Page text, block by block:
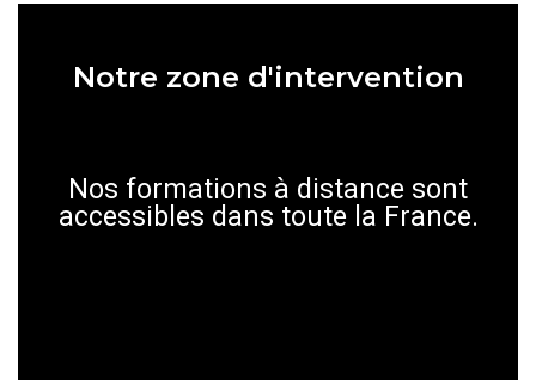
Notre zone d'intervention
Nos formations à distance sont
accessibles dans toute la France.